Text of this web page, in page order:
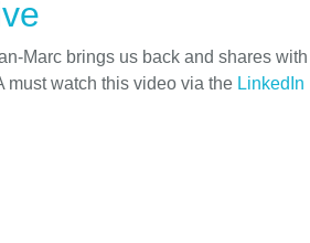
Marc brings us back and shares
must watch this video via the LinkedIn